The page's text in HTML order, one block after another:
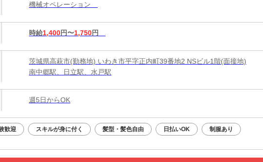
機械オペレーション
時給1,400円〜1,750円
茨城県高萩市(勤務地) いわき市平字正内町39番地2 NSビル1階(面接地)
南中郷駅、日立駅、水戸駅
週5日からOK
歓迎 スキルが身に付く 髪型・髪色自由 日払いOK 制服あり